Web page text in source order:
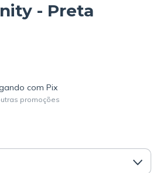
- Preta
com Pix
promoções